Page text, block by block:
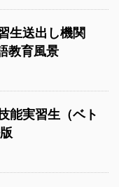
生送出し機関
教育風景
能実習生（ベト